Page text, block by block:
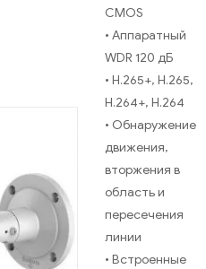
CMOS
• Аппаратный
WDR 120 дБ
• H.265+, H.265,
H.264+, H.264
• Обнаружение
движения,
вторжения в
область и
пересечения
линии
• Встроенные